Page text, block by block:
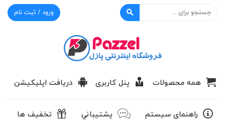
ورود / ثبت نام
همه محصولات پنل کاربری دریافت اپلیکیشن
راهنمای سیستم پشتيباني تخفیف ها